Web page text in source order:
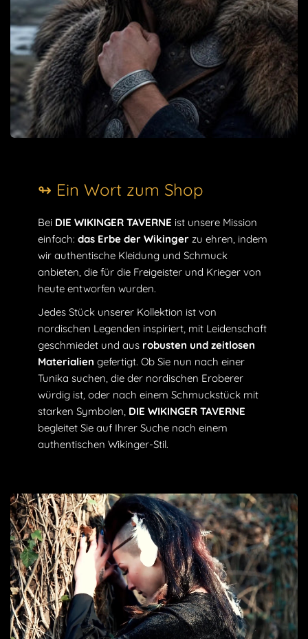
↬ Ein Wort zum Shop
Bei DIE WIKINGER TAVERNE ist unsere Mission
einfach: das Erbe der Wikinger zu ehren, indem
wir authentische Kleidung und Schmuck
anbieten, die für die Freigeister und Krieger von
heute entworfen wurden.
Jedes Stück unserer Kollektion ist von
nordischen Legenden inspiriert, mit Leidenschaft
geschmiedet und aus robusten und zeitlosen
Materialien gefertigt. Ob Sie nun nach einer
Tunika suchen, die der nordischen Eroberer
würdig ist, oder nach einem Schmuckstück mit
starken Symbolen, DIE WIKINGER TAVERNE
begleitet Sie auf Ihrer Suche nach einem
authentischen Wikinger-Stil.